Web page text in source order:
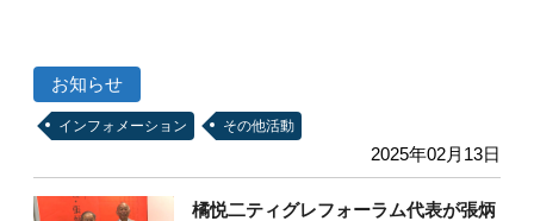
お知らせ
インフォメーション その他活動
2025年02月13日
橘悦二ティグレフォーラム代表が張炳